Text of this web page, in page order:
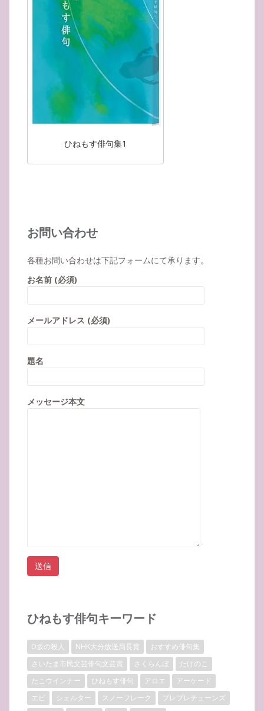
ひねもす俳句集1
お問い合わせ
各種お問い合わせは下記フォームにて承ります。
お名前 (必須)
メールアドレス (必須)
題名
メッセージ本文
ひねもす俳句キーワード
D坂の殺人 NHK大分放送局長賞
おすすめ俳句集
さいたま市民文芸俳句文芸賞
さくらんぼ
たけのこ
たこウインナー
ひねもす俳句 アロエ
アーケード
エビ
シェルター スノーフレーク
プレプレチューンズ